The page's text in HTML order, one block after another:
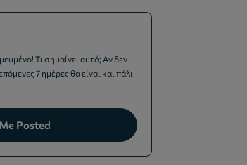
Τι σημαίνει αυτό; Αν δεν
7 ημέρες θα είναι και πάλι
Posted